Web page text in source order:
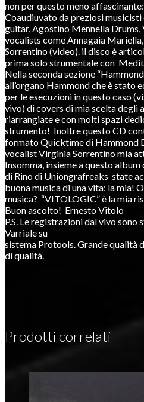
non per questo meno
Coaudiuvato da preziosi
guitar, Agostino Mennella Drums,
vocalists come Annagaia
Sorrentino (video). il disco è
prima solo strumentale con
Nella seconda sezione
all’organo Hammond che è stato
per le esecuzioni in questo caso
vivo) di covers di mia scelta degli
riarrangiate e con molti spazi
strumento! Inoltre questo CD
formato Quicktime di Hammond
vocalist Virginia Sorrentino mia
Insomma, insieme a questo
di Rino di Uniongrafreaks state
buona musica di una vita: la mia!
musica? “VITOLOGIC” è la mia
Buon ascolto! Ernesto Vitolo
P.S. Le registrazioni dal vivo
Varriale su
sistema Protools. Grande qualità
di qualità.
Prodotti correlati